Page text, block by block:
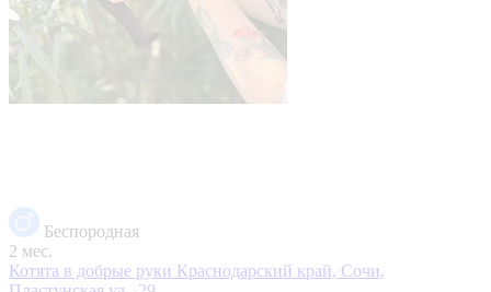
Беспородная
2 мес.
Котята в добрые руки Краснодарский край, Сочи,